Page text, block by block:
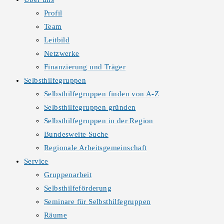
Profil
Team
Leitbild
Netzwerke
Finanzierung und Träger
Selbsthilfegruppen
Selbsthilfegruppen finden von A-Z
Selbsthilfegruppen gründen
Selbsthilfegruppen in der Region
Bundesweite Suche
Regionale Arbeitsgemeinschaft
Service
Gruppenarbeit
Selbsthilfeförderung
Seminare für Selbsthilfegruppen
Räume